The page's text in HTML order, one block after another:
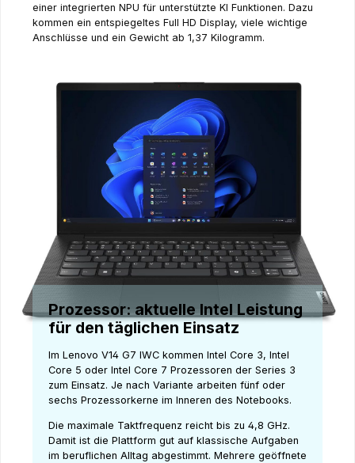
einer integrierten NPU für unterstützte KI Funktionen. Dazu
kommen ein entspiegeltes Full HD Display, viele wichtige
Anschlüsse und ein Gewicht ab 1,37 Kilogramm.
Prozessor: aktuelle Intel Leistung
für den täglichen Einsatz
Im Lenovo V14 G7 IWC kommen Intel Core 3, Intel
Core 5 oder Intel Core 7 Prozessoren der Series 3
zum Einsatz. Je nach Variante arbeiten fünf oder
sechs Prozessorkerne im Inneren des Notebooks.
Die maximale Taktfrequenz reicht bis zu 4,8 GHz.
Damit ist die Plattform gut auf klassische Aufgaben
im beruflichen Alltag abgestimmt. Mehrere geöffnete